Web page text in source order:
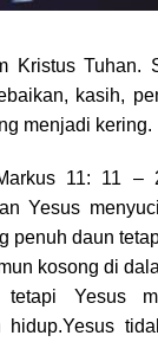
Kristus Tuhan.
kasih,
menjadi kering.
11: 11 –
Yesus
penuh daun
kosong di
Yesus
hidup.Yesus